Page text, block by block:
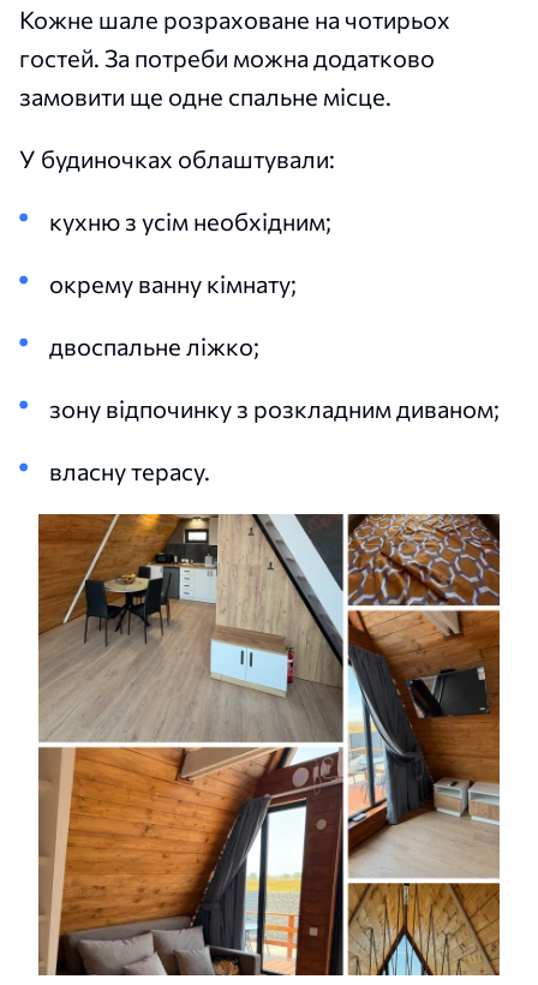
Кожне шале розраховане на чотирьох
гостей. За потреби можна додатково
замовити ще одне спальне місце.
У будиночках облаштували:
кухню з усім необхідним;
окрему ванну кімнату;
двоспальне ліжко;
зону відпочинку з розкладним диваном;
власну терасу.